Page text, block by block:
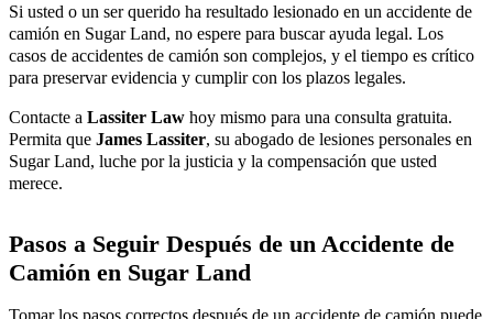
Si usted o un ser querido ha resultado lesionado en un accidente de
camión en Sugar Land, no espere para buscar ayuda legal. Los
casos de accidentes de camión son complejos, y el tiempo es crítico
para preservar evidencia y cumplir con los plazos legales.
Contacte a Lassiter Law hoy mismo para una consulta gratuita.
Permita que James Lassiter, su abogado de lesiones personales en
Sugar Land, luche por la justicia y la compensación que usted
merece.
Pasos a Seguir Después de un Accidente de
Camión en Sugar Land
Tomar los pasos correctos después de un accidente de camión puede